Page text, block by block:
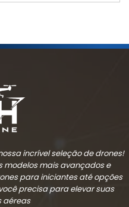
incrível seleção de drones!
modelos mais avançados e
para iniciantes até opções
precisa para elevar suas
aéreas